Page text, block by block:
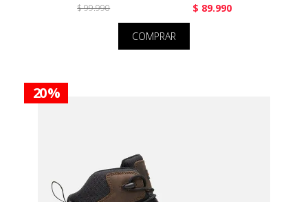
$ 99.990 $ 89.990
COMPRAR
20 %